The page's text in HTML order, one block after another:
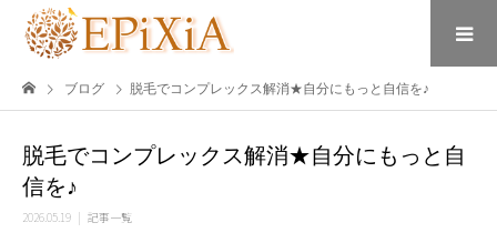
ブログ 脱毛でコンプレックス解消★自分にもっと自信を♪
脱毛でコンプレックス解消★自分にもっと自
信を♪
2026.05.19 記事一覧